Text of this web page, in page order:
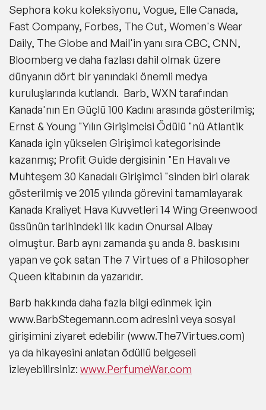
Sephora koku koleksiyonu, Vogue, Elle Canada,
Fast Company, Forbes, The Cut, Women's Wear
Daily, The Globe and Mail'in yanı sıra CBC, CNN,
Bloomberg ve daha fazlası dahil olmak üzere
dünyanın dört bir yanındaki önemli medya
kuruluşlarında kutlandı. Barb, WXN tarafından
Kanada'nın En Güçlü 100 Kadını arasında gösterilmiş;
Ernst & Young "Yılın Girişimcisi Ödülü "nü Atlantik
Kanada için yükselen Girişimci kategorisinde
kazanmış; Profit Guide dergisinin "En Havalı ve
Muhteşem 30 Kanadalı Girişimci "sinden biri olarak
gösterilmiş ve 2015 yılında görevini tamamlayarak
Kanada Kraliyet Hava Kuvvetleri 14 Wing Greenwood
üssünün tarihindeki ilk kadın Onursal Albay
olmuştur. Barb aynı zamanda şu anda 8. baskısını
yapan ve çok satan The 7 Virtues of a Philosopher
Queen kitabının da yazarıdır.
Barb hakkında daha fazla bilgi edinmek için
www.BarbStegemann.com adresini veya sosyal
girişimini ziyaret edebilir (www.The7Virtues.com)
ya da hikayesini anlatan ödüllü belgeseli
izleyebilirsiniz: www.PerfumeWar.com